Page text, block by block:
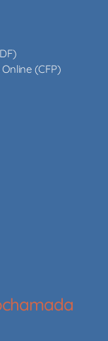
(CFP)